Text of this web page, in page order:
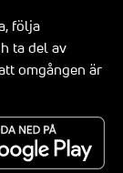
följa
ta del av
omgången är